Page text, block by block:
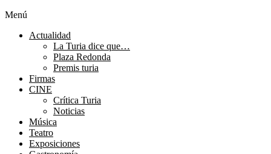
Menú
Actualidad
La Turia dice que…
Plaza Redonda
Premis turia
Firmas
CINE
Crítica Turia
Noticias
Música
Teatro
Exposiciones